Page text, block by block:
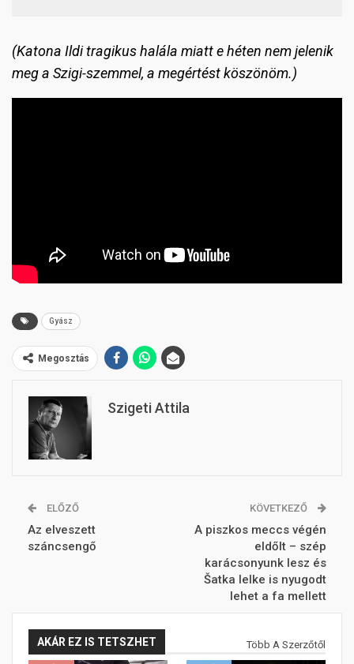
(Katona Ildi tragikus halála miatt e héten nem jelenik
meg a Szigi-szemmel, a megértést köszönöm.)
Gyász
Megosztás
Szigeti Attila
ELŐZŐ
Az elveszett
száncsengő
KÖVETKEZŐ
A piszkos meccs végén
eldőlt – szép
karácsonyunk lesz és
Šatka lelke is nyugodt
lehet a fa mellett
AKÁR EZ IS TETSZHET Több A Szerzőtől